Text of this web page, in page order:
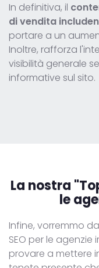
In definitiva, il
di vendita
portare a un
Inoltre, rafforza
visibilità generale
informative sul sito.
La nostra
le
Infine, vorremmo
SEO per le agenzie
provare a mettere